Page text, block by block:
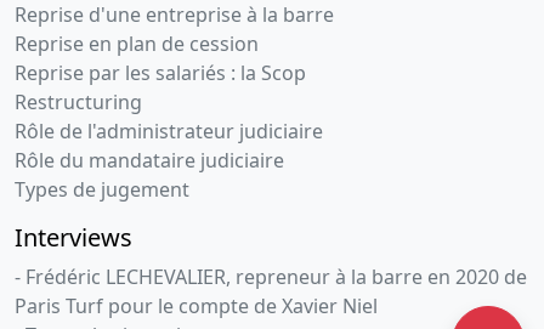
Reprise d'une entreprise à la barre
Reprise en plan de cession
Reprise par les salariés : la Scop
Restructuring
Rôle de l'administrateur judiciaire
Rôle du mandataire judiciaire
Types de jugement
Interviews
- Frédéric LECHEVALIER, repreneur à la barre en 2020 de
Paris Turf pour le compte de Xavier Niel